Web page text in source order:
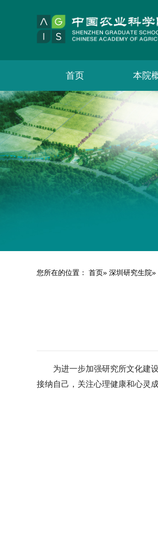
首页 本院
您所在的位置： 首页» 深圳研究生院»
为进一步加强研究所文化建
接纳自己，关注心理健康和心灵